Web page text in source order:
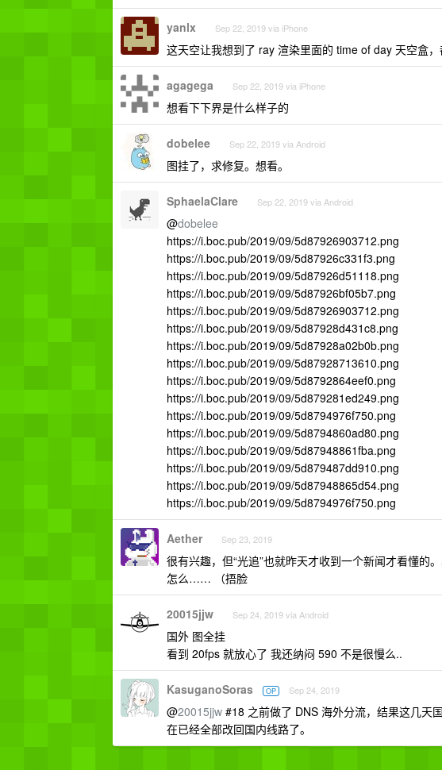
yanlx Sep 22, 2019 via iPhone
这天空让我想到了 ray 渲染里面的 time of day 天空盒，
agagega Sep 22, 2019 via iPhone
想看下下界是什么样子的
dobelee Sep 22, 2019 via Android
图挂了，求修复。想看。
SphaelaClare Sep 22, 2019 via Android
@dobelee
https://i.boc.pub/2019/09/5d87926903712.png
https://i.boc.pub/2019/09/5d87926c331f3.png
https://i.boc.pub/2019/09/5d87926d51118.png
https://i.boc.pub/2019/09/5d87926bf05b7.png
https://i.boc.pub/2019/09/5d87926903712.png
https://i.boc.pub/2019/09/5d87928d431c8.png
https://i.boc.pub/2019/09/5d87928a02b0b.png
https://i.boc.pub/2019/09/5d87928713610.png
https://i.boc.pub/2019/09/5d8792864eef0.png
https://i.boc.pub/2019/09/5d879281ed249.png
https://i.boc.pub/2019/09/5d8794976f750.png
https://i.boc.pub/2019/09/5d8794860ad80.png
https://i.boc.pub/2019/09/5d87948861fba.png
https://i.boc.pub/2019/09/5d879487dd910.png
https://i.boc.pub/2019/09/5d87948865d54.png
https://i.boc.pub/2019/09/5d8794976f750.png
Aether Sep 23, 2019
很有兴趣，但“光追”也就昨天才收到一个新闻才看懂的
怎么…… （捂脸
20015jjw Sep 24, 2019 via Android
国外 图全挂
看到 20fps 就放心了 我还纳闷 590 不是很慢么..
KasuganoSoras OP Sep 24, 2019
@20015jjw #18 之前做了 DNS 海外分流，结果这几天
在已经全部改回国内线路了。